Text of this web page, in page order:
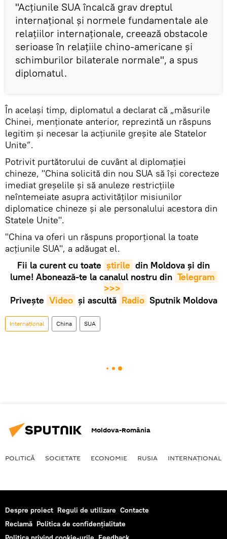
"Acțiunile SUA încalcă grav dreptul
internațional și normele fundamentale ale
relațiilor internaționale, creează obstacole
serioase în relațiile chino-americane și
schimburilor bilaterale normale", a spus
diplomatul.
În același timp, diplomatul a declarat că „măsurile
Chinei, menționate anterior, reprezintă un răspuns
legitim și necesar la acțiunile greșite ale Statelor
Unite”.
Potrivit purtătorului de cuvânt al diplomației
chineze, "China solicită din nou SUA să își corecteze
imediat greșelile și să anuleze restricțiile
neîntemeiate asupra activităților misiunilor
diplomatice chineze și ale personalului acestora din
Statele Unite".
"China va oferi un răspuns proporțional la toate
acțiunile SUA", a adăugat el.
Fii la curent cu toate știrile din Moldova și din
lume! Abonează-te la canalul nostru din Telegram
>>>
Privește Video și ascultă Radio Sputnik Moldova
Internaţional China SUA
Moldova-România
POLITICĂ SOCIETATE ECONOMIE RUSIA INTERNAŢIONAL
Despre proiect Reguli de utilizare Contacte
Reclamă Politica de confidențialitate